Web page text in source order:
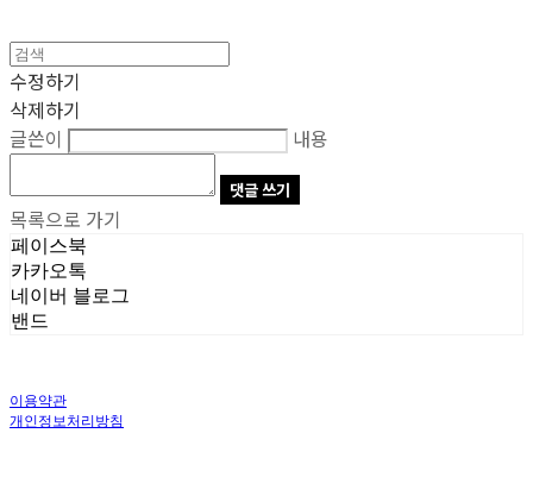
수정하기
삭제하기
글쓴이
내용
댓글 쓰기
목록으로 가기
페이스북
카카오톡
네이버 블로그
밴드
이용약관
개인정보처리방침